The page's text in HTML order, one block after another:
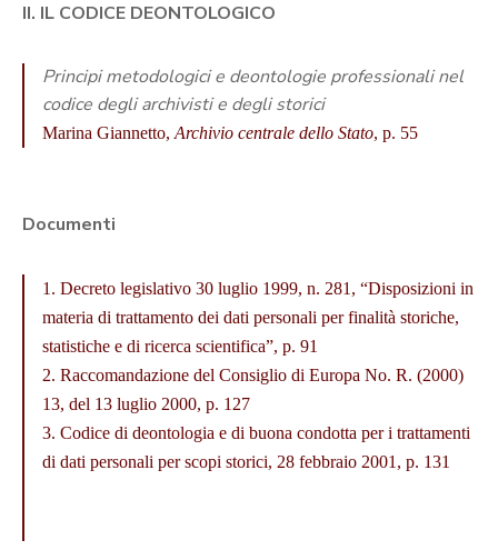
II. IL CODICE DEONTOLOGICO
Principi metodologici e deontologie professionali nel
codice degli archivisti e degli storici
Marina Giannetto, Archivio centrale dello Stato, p. 55
Documenti
1. Decreto legislativo 30 luglio 1999, n. 281, “Disposizioni in
materia di trattamento dei dati personali per finalità storiche,
statistiche e di ricerca scientifica”, p. 91
2. Raccomandazione del Consiglio di Europa No. R. (2000)
13, del 13 luglio 2000, p. 127
3. Codice di deontologia e di buona condotta per i trattamenti
di dati personali per scopi storici, 28 febbraio 2001, p. 131